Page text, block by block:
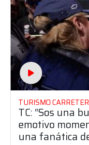
TURISMO
TC: “Sos una
emotivo
una fanática